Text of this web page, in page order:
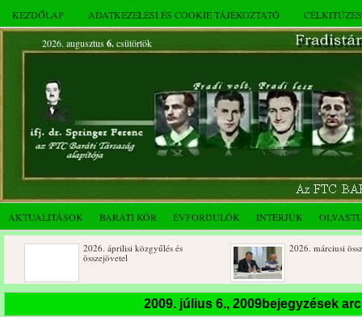
KEZDŐLAP ADATKEZELÉSI ÉS COOKIE TÁJÉKOZTATÓ
2026. augusztus 6.csütörtök
AKTUALITÁSOK BARÁTI KÖR ÉVFORDULÓK INTERJÚK
2026. áprilisi közgyűlés és
2026. márciusi összejövetel
Rendkívüli közgyűlés és a 2025.
Dálnoki József 90 éves
2009. július 6., 2009bejegyzések